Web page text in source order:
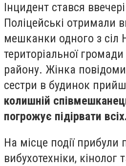
Інцидент стався
Поліцейські отримали
мешканки одного з сіл
територіальної громади
району. Жінка
сестри в будинок
колишній
погрожує підірвати
На місце події прибули
вибухотехніки, кінолог